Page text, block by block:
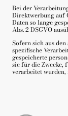
Bei der
Direktwerbung auf
Daten so lange
Abs. 2 DSGVO
Sofern sich aus
spezifische
gespeicherte
sie für die Zwecke,
verarbeitet